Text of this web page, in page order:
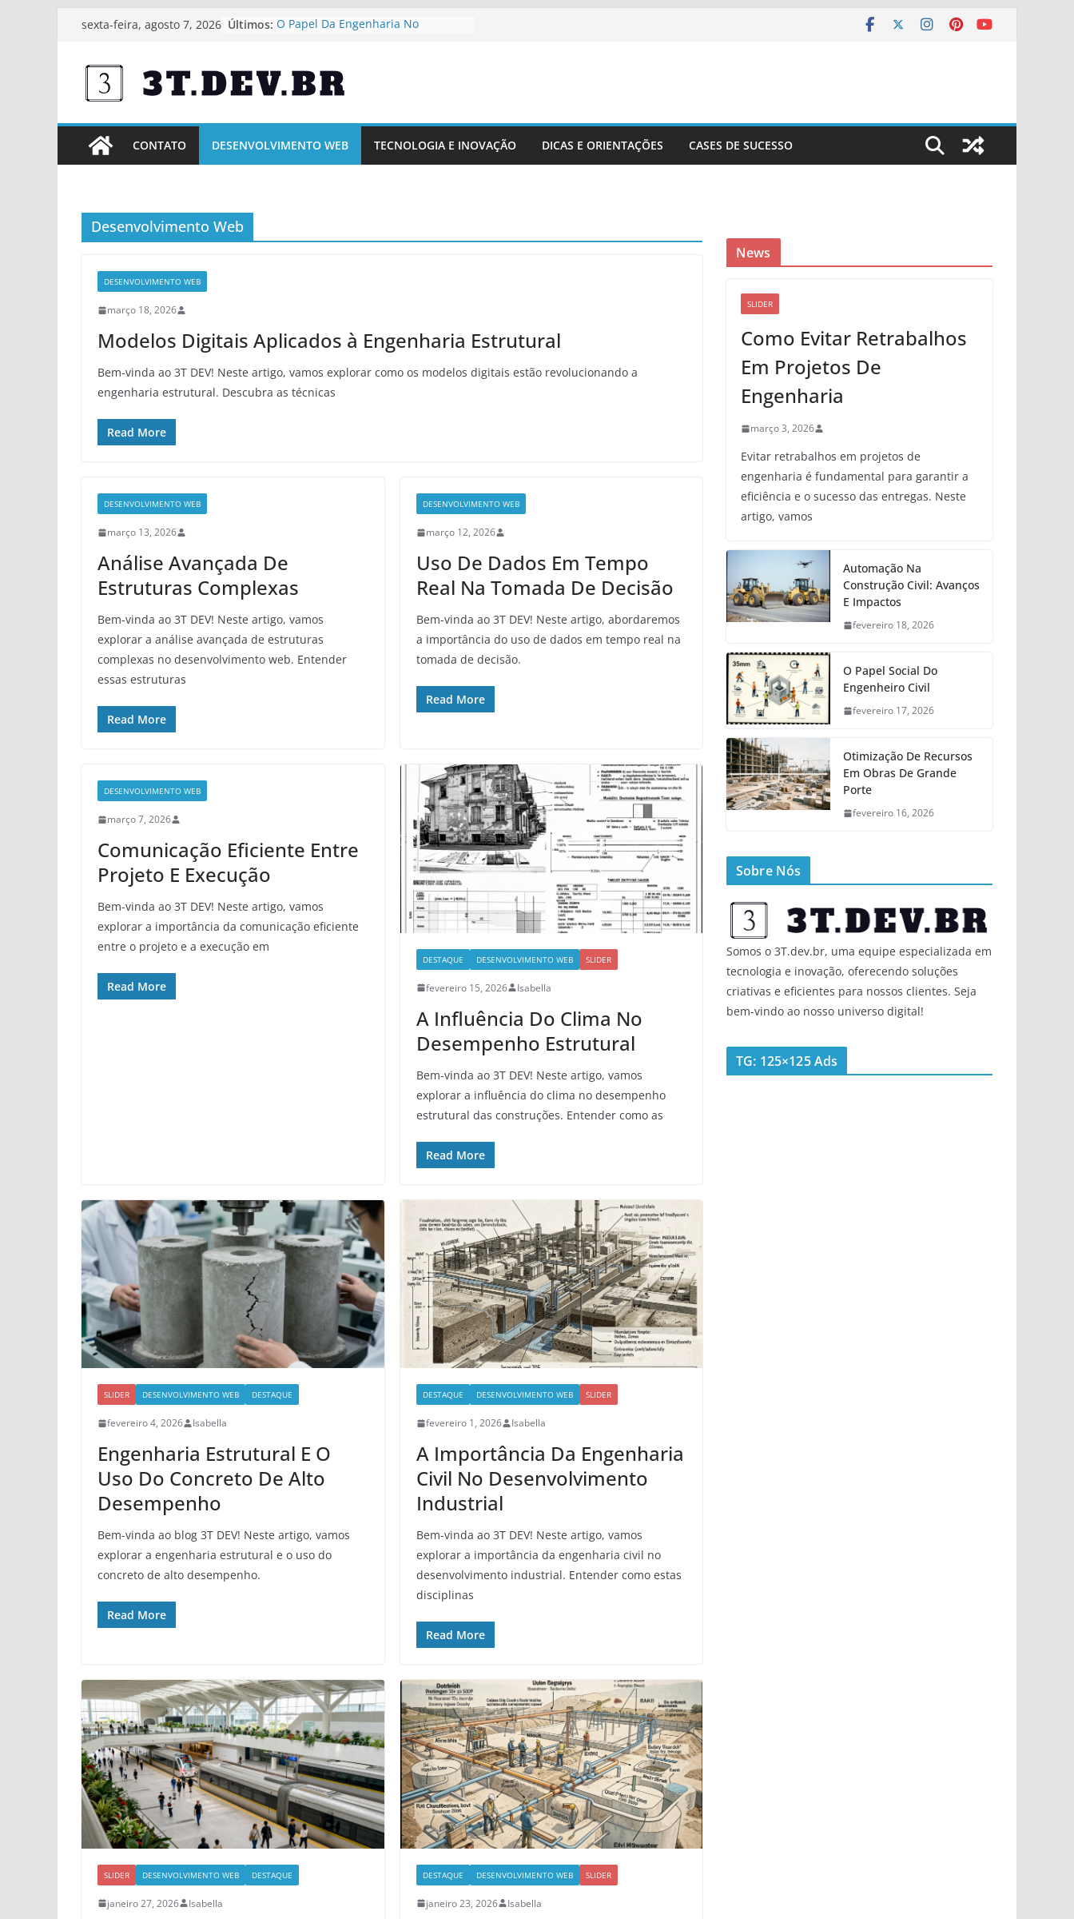
Pular
conteúdo
sexta-feira, agosto 7, 2026 Últimos: O Papel Da Engenharia No
Engenharia E Meio Ambiente:
Caminhos Para O Desenvolvimento
O Impacto Da Engenharia Civil Na
Análises Computacionais Aplicadas
A Projetos Estruturais
CONTATO DESENVOLVIMENTO WEB TECNOLOGIA E INOVAÇÃO DICAS E ORIENTAÇÕES CASES DE SUCESSO
Desenvolvimento Web
DESENVOLVIMENTO WEB
março 18, 2026
Modelos Digitais Aplicados à Engenharia Estrutural
Bem-vinda ao 3T DEV! Neste artigo, vamos explorar como os modelos digitais estão revolucionando a
engenharia estrutural. Descubra as técnicas
Read More
DESENVOLVIMENTO WEB
março 13, 2026
Análise Avançada De
Estruturas Complexas
Bem-vinda ao 3T DEV! Neste artigo, vamos
explorar a análise avançada de estruturas
complexas no desenvolvimento web. Entender
essas estruturas
Read More
DESENVOLVIMENTO WEB
março 12, 2026
Uso De Dados Em Tempo
Real Na Tomada De Decisão
Bem-vinda ao 3T DEV! Neste artigo, abordaremos
a importância do uso de dados em tempo real na
tomada de decisão.
Read More
DESENVOLVIMENTO WEB
março 7, 2026
Comunicação Eficiente Entre
Projeto E Execução
Bem-vinda ao 3T DEV! Neste artigo, vamos
explorar a importância da comunicação eficiente
entre o projeto e a execução em
Read More
DESTAQUE DESENVOLVIMENTO WEB SLIDER
fevereiro 15, 2026 Isabella
A Influência Do Clima No
Desempenho Estrutural
Bem-vinda ao 3T DEV! Neste artigo, vamos
explorar a influência do clima no desempenho
estrutural das construções. Entender como as
Read More
SLIDER DESENVOLVIMENTO WEB DESTAQUE
fevereiro 4, 2026 Isabella
Engenharia Estrutural E O
Uso Do Concreto De Alto
Desempenho
Bem-vinda ao blog 3T DEV! Neste artigo, vamos
explorar a engenharia estrutural e o uso do
concreto de alto desempenho.
Read More
DESTAQUE DESENVOLVIMENTO WEB SLIDER
fevereiro 1, 2026 Isabella
A Importância Da Engenharia
Civil No Desenvolvimento
Industrial
Bem-vinda ao 3T DEV! Neste artigo, vamos
explorar a importância da engenharia civil no
desenvolvimento industrial. Entender como estas
disciplinas
Read More
SLIDER DESENVOLVIMENTO WEB DESTAQUE
janeiro 27, 2026 Isabella
DESTAQUE DESENVOLVIMENTO WEB SLIDER
janeiro 23, 2026 Isabella
News
SLIDER
Como Evitar Retrabalhos
Em Projetos De
Engenharia
março 3, 2026
Evitar retrabalhos em projetos de
engenharia é fundamental para garantir a
eficiência e o sucesso das entregas. Neste
artigo, vamos
Automação Na
Construção Civil: Avanços
E Impactos
fevereiro 18, 2026
O Papel Social Do
Engenheiro Civil
fevereiro 17, 2026
Otimização De Recursos
Em Obras De Grande
Porte
fevereiro 16, 2026
Sobre Nós
Somos o 3T.dev.br, uma equipe especializada em
tecnologia e inovação, oferecendo soluções
criativas e eficientes para nossos clientes. Seja
bem-vindo ao nosso universo digital!
TG: 125×125 Ads